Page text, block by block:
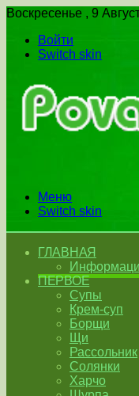
Воскресенье , 9
Войти
Switch skin
Меню
Switch skin
ГЛАВНАЯ
ПЕРВОЕ
Супы
Крем-суп
Борщи
Щи
Рассольник
Солянки
Харчо